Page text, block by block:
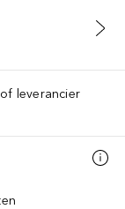
leverancier